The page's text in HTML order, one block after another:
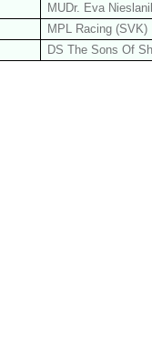
MUDr. Eva
MPL Racing (SVK)
DS The Sons Of